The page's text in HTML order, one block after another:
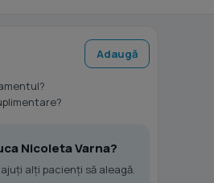
Adaugă
Nicoleta Varna?
alți pacienți să aleagă.